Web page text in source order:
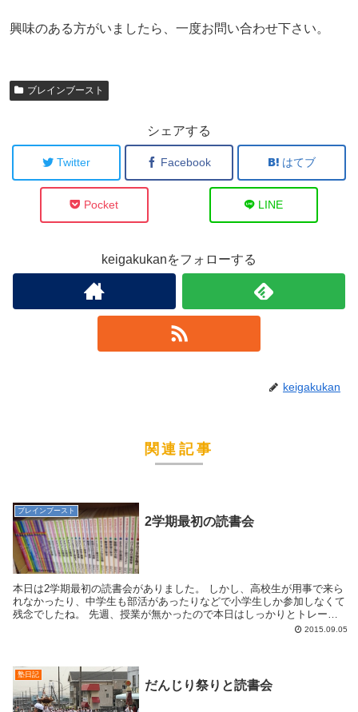
興味のある方がいましたら、一度お問い合わせ下さい。
ブレインブースト
シェアする
Twitter Facebook はてブ
Pocket LINE
keigakukanをフォローする
keigakukan
関連記事
ブレインブースト
2学期最初の読書会
本日は2学期最初の読書会がありました。 しかし、高校生が用事で来ら
れなかったり、中学生も部活があったりなどで小学生しか参加しなくて
残念でしたね。 先週、授業が無かったので本日はしっかりとトレーニ
2015.09.05
塾日記
だんじり祭りと読書会